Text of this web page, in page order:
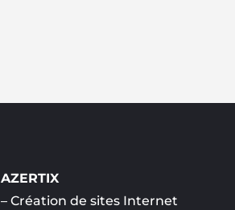
AZERTIX
– Création de sites Internet